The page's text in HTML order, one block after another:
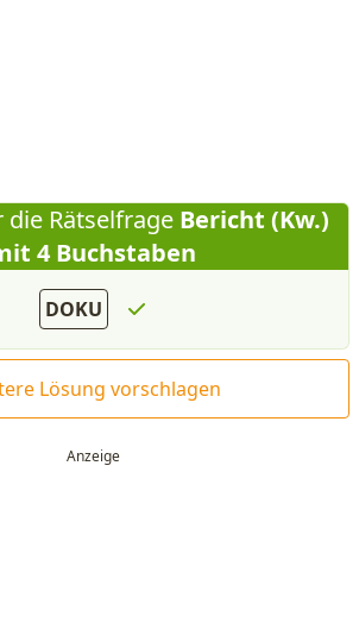
RätselfrageBericht (Kw.)
4 Buchstaben
DOKU
Lösung vorschlagen